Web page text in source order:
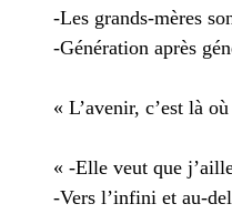
-Les grands-mères
-Génération après
« L’avenir, c’est là
« -Elle veut que
-Vers l’infini et au-